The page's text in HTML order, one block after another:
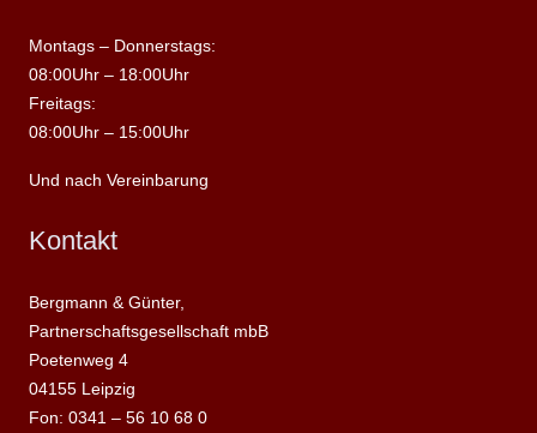
Montags – Donnerstags:
08:00Uhr – 18:00Uhr
Freitags:
08:00Uhr – 15:00Uhr
Und nach Vereinbarung
Kontakt
Bergmann & Günter,
Partnerschaftsgesellschaft mbB
Poetenweg 4
04155 Leipzig
Fon: 0341 – 56 10 68 0